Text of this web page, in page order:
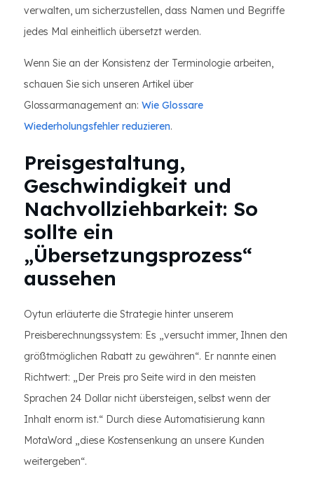
verwalten, um sicherzustellen, dass Namen und Begriffe
jedes Mal einheitlich übersetzt werden.
Wenn Sie an der Konsistenz der Terminologie arbeiten,
schauen Sie sich unseren Artikel über
Glossarmanagement an: Wie Glossare
Wiederholungsfehler reduzieren.
Preisgestaltung,
Geschwindigkeit und
Nachvollziehbarkeit: So
sollte ein
„Übersetzungsprozess“
aussehen
Oytun erläuterte die Strategie hinter unserem
Preisberechnungssystem: Es „versucht immer, Ihnen den
größtmöglichen Rabatt zu gewähren“. Er nannte einen
Richtwert: „Der Preis pro Seite wird in den meisten
Sprachen 24 Dollar nicht übersteigen, selbst wenn der
Inhalt enorm ist.“ Durch diese Automatisierung kann
MotaWord „diese Kostensenkung an unsere Kunden
weitergeben“.